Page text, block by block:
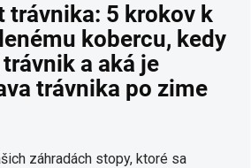
trávnika: 5 krokov k
kobercu, kedy
a aká je
trávnika po zime
záhradách stopy, ktoré sa